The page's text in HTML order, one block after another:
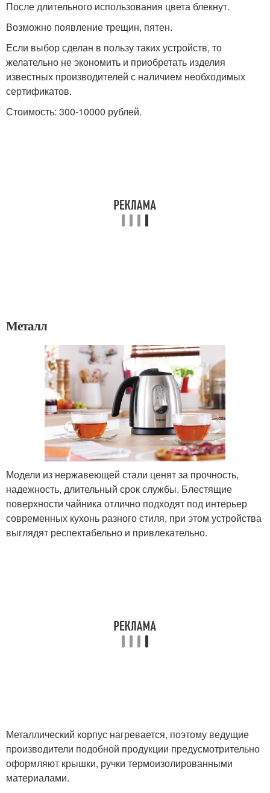
После длительного использования цвета блекнут.
Возможно появление трещин, пятен.
Если выбор сделан в пользу таких устройств, то
желательно не экономить и приобретать изделия
известных производителей с наличием необходимых
сертификатов.
Стоимость: 300-10000 рублей.
Металл
Модели из нержавеющей стали ценят за прочность,
надежность, длительный срок службы. Блестящие
поверхности чайника отлично подходят под интерьер
современных кухонь разного стиля, при этом устройства
выглядят респектабельно и привлекательно.
Металлический корпус нагревается, поэтому ведущие
производители подобной продукции предусмотрительно
оформляют крышки, ручки термоизолированными
материалами.